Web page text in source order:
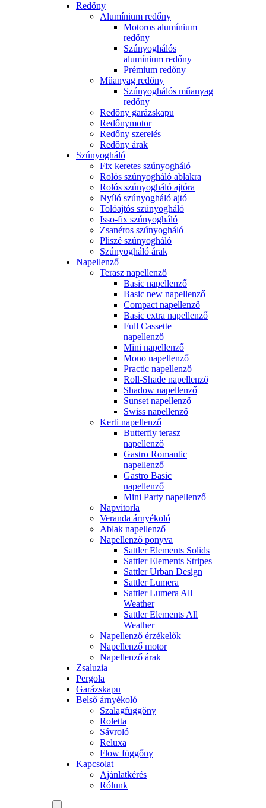
Redőny
Alumínium redőny
Motoros alumínium
redőny
Szúnyoghálós
alumínium redőny
Prémium redőny
Műanyag redőny
Szúnyoghálós műanyag
redőny
Redőny garázskapu
Redőnymotor
Redőny szerelés
Redőny árak
Szúnyogháló
Fix keretes szúnyogháló
Rolós szúnyogháló ablakra
Rolós szúnyogháló ajtóra
Nyíló szúnyogháló ajtó
Tolóajtós szúnyogháló
Isso-fix szúnyogháló
Zsanéros szúnyogháló
Pliszé szúnyogháló
Szúnyogháló árak
Napellenző
Terasz napellenző
Basic napellenző
Basic new napellenző
Compact napellenző
Basic extra napellenző
Full Cassette
napellenző
Mini napellenző
Mono napellenző
Practic napellenző
Roll-Shade napellenző
Shadow napellenző
Sunset napellenző
Swiss napellenző
Kerti napellenző
Butterfly terasz
napellenző
Gastro Romantic
napellenző
Gastro Basic
napellenző
Mini Party napellenző
Napvitorla
Veranda árnyékoló
Ablak napellenző
Napellenző ponyva
Sattler Elements Solids
Sattler Elements Stripes
Sattler Urban Design
Sattler Lumera
Sattler Lumera All
Weather
Sattler Elements All
Weather
Napellenző érzékelők
Napellenző motor
Napellenző árak
Zsaluzia
Pergola
Garázskapu
Belső árnyékoló
Szalagfüggőny
Roletta
Sávroló
Reluxa
Flow függőny
Kapcsolat
Ajánlatkérés
Rólunk